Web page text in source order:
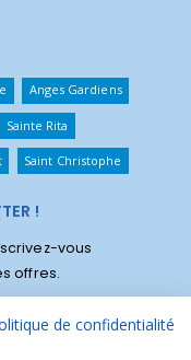
Anges Gardiens
Sainte Rita
Saint Christophe
!
vous
offres.
de confidentialité